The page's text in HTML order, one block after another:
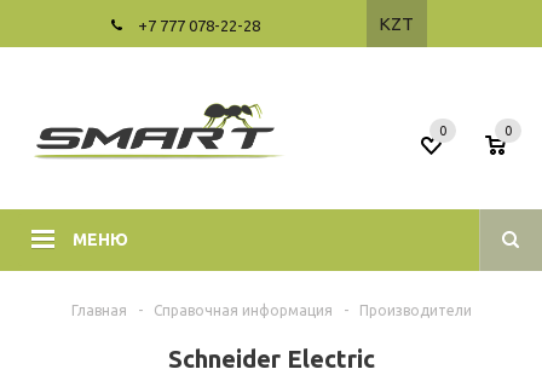
+7 777 078-22-28 KZT
МЕНЮ
0
0
Главная - Справочная информация - Производители
Schneider Electric